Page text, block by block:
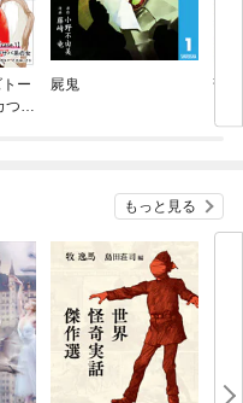
ー
つく
屍鬼 部
もっと見る